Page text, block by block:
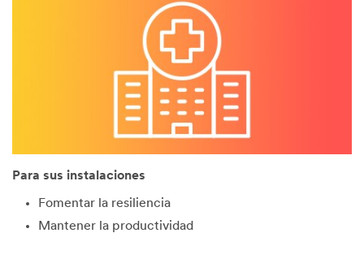
Para sus instalaciones
Fomentar la resiliencia
Mantener la productividad